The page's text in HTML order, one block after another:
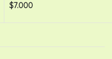
$7.000